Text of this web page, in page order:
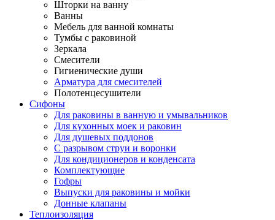
Шторки на ванну
Ванны
Мебель для ванной комнаты
Тумбы с раковиной
Зеркала
Смесители
Гигиенические души
Арматура для смесителей
Полотенцесушители
Сифоны
Для раковины в ванную и умывальников
Для кухонных моек и раковин
Для душевых поддонов
С разрывом струи и воронки
Для кондиционеров и конденсата
Комплектующие
Гофры
Выпуски для раковины и мойки
Донные клапаны
Теплоизоляция